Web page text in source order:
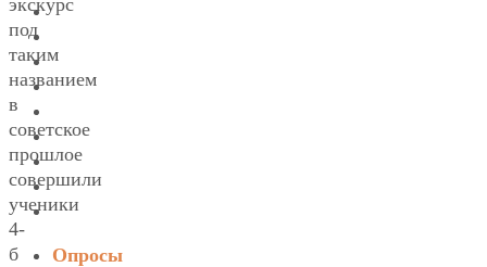
экскурс
под
таким
названием
в
советское
прошлое
совершили
ученики
4-
б
Опросы